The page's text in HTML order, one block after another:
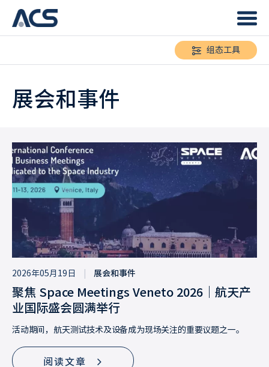
组态工具
展会和事件
2026年05月19日 展会和事件
聚焦 Space Meetings Veneto 2026｜航天产
业国际盛会圆满举行
活动期间，航天测试技术及设备成为现场关注的重要议题之一。
阅读文章